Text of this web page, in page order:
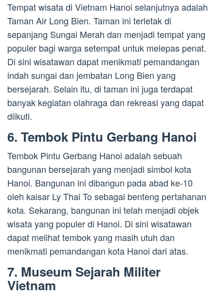
Tempat wisata di Vietnam Hanoi selanjutnya adalah
Taman Air Long Bien. Taman ini terletak di
sepanjang Sungai Merah dan menjadi tempat yang
populer bagi warga setempat untuk melepas penat.
Di sini wisatawan dapat menikmati pemandangan
indah sungai dan jembatan Long Bien yang
bersejarah. Selain itu, di taman ini juga terdapat
banyak kegiatan olahraga dan rekreasi yang dapat
diikuti.
6. Tembok Pintu Gerbang Hanoi
Tembok Pintu Gerbang Hanoi adalah sebuah
bangunan bersejarah yang menjadi simbol kota
Hanoi. Bangunan ini dibangun pada abad ke-10
oleh kaisar Ly Thai To sebagai benteng pertahanan
kota. Sekarang, bangunan ini telah menjadi objek
wisata yang populer di Hanoi. Di sini wisatawan
dapat melihat tembok yang masih utuh dan
menikmati pemandangan kota Hanoi dari atas.
7. Museum Sejarah Militer
Vietnam